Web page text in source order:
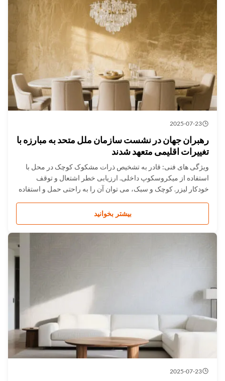
2025-07-23
رهبران جهان در نشست سازمان ملل متحد به مبارزه با
تغییرات اقلیمی متعهد شدند
ویژگی های فنی: قادر به تشخیص ذرات مشکوک کوچک در محل با
استفاده از میکروسکوپ داخلی. ارزیابی خطر اشتعال و توقف
خودکار لیزر. کوچک و سبک، می توان آن را به راحتی حمل و استفاده
پلاستیکی. کتابخانه طیف کلی＞13000 گونه و کتابخانه طیف مواد
مخدر...
بیشتر بخوانید
2025-07-23